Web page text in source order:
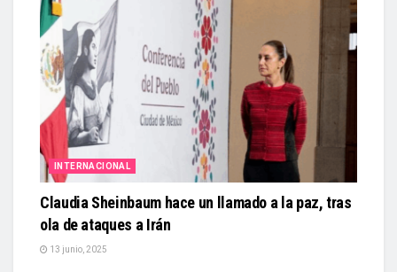
INTERNACIONAL
Claudia Sheinbaum hace un llamado a la paz, tras
ola de ataques a Irán
13 junio, 2025